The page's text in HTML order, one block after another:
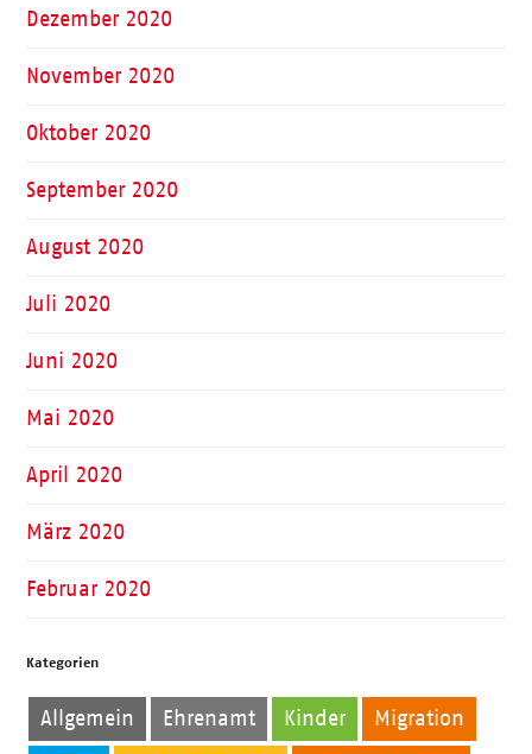
Dezember 2020
November 2020
Oktober 2020
September 2020
August 2020
Juli 2020
Juni 2020
Mai 2020
April 2020
März 2020
Februar 2020
Kategorien
Allgemein Ehrenamt Kinder Migration